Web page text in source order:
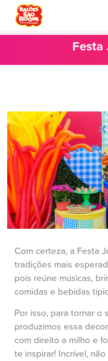
Festa
Com certeza, a Festa
tradições mais
pois reúne músicas,
comidas e bebidas
Por isso, para tornar o
produzimos essa
com direito a milho e
te inspirar! Incrível,